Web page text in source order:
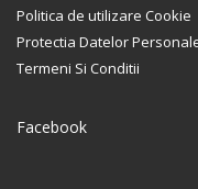
Politica de utilizare Cookie
Protectia Datelor
Termeni Si Conditii
Facebook